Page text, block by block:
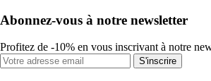
Abonnez-vous à notre newsletter
Profitez de -10% en vous inscrivant à notre
S'inscrire